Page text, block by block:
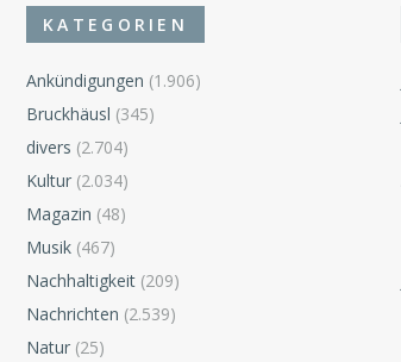
KATEGORIEN
Ankündigungen (1.906)
Bruckhäusl (345)
divers (2.704)
Kultur (2.034)
Magazin (48)
Musik (467)
Nachhaltigkeit (209)
Nachrichten (2.539)
Natur (25)